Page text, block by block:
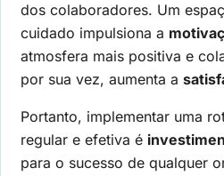
dos colaboradores. Um
cuidado impulsiona a
atmosfera mais positiva e
por sua vez, aumenta a
Portanto, implementar uma
regular e efetiva é
para o sucesso de qualquer